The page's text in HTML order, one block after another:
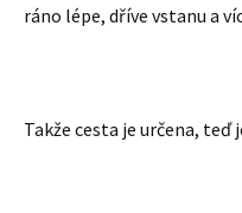
ráno lépe, dříve vstanu a
Takže cesta je určena, teď